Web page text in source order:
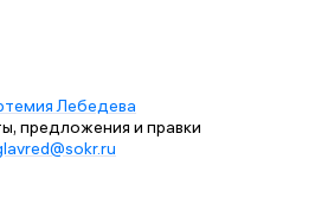
Лебедева
предложения и правки